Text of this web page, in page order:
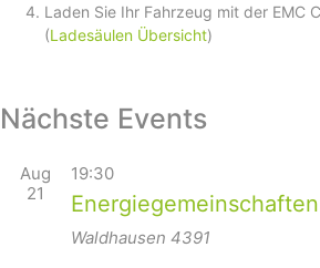
Laden Sie Ihr Fahrzeug mit der EMC
(Ladesäulen Übersicht)
Nächste Events
Aug
21
19:30
Waldhausen 4391